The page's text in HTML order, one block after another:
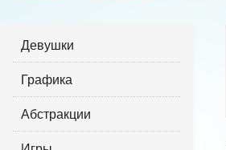
Девушки
Графика
Абстракции